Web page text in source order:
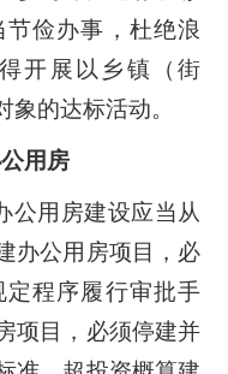
俭办事，杜绝浪
开展以乡镇（街
的达标活动。
用房
用房建设应当从
办公用房项目，必
程序履行审批手
项目，必须停建并